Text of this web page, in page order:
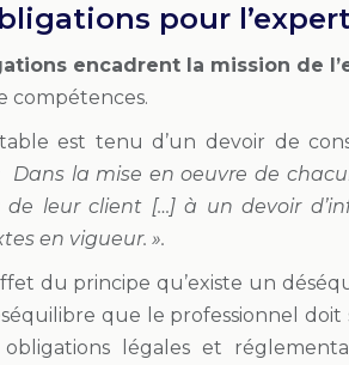
pour
encadrent la mission de
compétences.
est tenu d’un devoir de
Dans la mise en oeuvre de
de leur client […] à un devoir
en vigueur. ».
du principe qu’existe un
que le professionnel
légales et